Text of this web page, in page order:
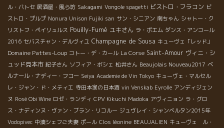
ル・バトセ 居酒屋・風ら坊 Sakagami Vongole spagetti ビストロ・フラコン ビ
ストロ・プルプ Nonura Unison Fujiki san サン・シニアン 南ちゃん シャトー・ク
リストフ・ペイリュルス Pouilly-Fumé ユキさん ラ・ボエム ダンス・アンコール
2016 セバスチャン・デルヴィユ Champagne de Sousa キューヴェ「レッド」
Domaine Pattes-Loup コトー・デ・カール La Corse Saint-Amour ヴィニ・シ
ュッド見本市 紀子さん ソフィア・ボシェ 松井さん Beaujolais Nouveau2017 ベ
ルナール・ナディー・フコー Seiya Academie de Vin Tokyo キューヴェ・マルセル
レ・ジャン・ド・メティエ 寺田本家の日本酒 vin Venskab Eyrolle アンディジェン
ヌ Rosé Obi Wine ロゼ・ランディ CPV Kikuchi Madoka アヴィニョン ラ・グロ
ス・ナディンヌ・ヴァン・ブラン・リコルー ジュヴレイ・シャンベルタン2015年
Vodopivec 中湊シェフご夫妻 ポール Clos léonine BEAUJALIEN キューヴェ ル・